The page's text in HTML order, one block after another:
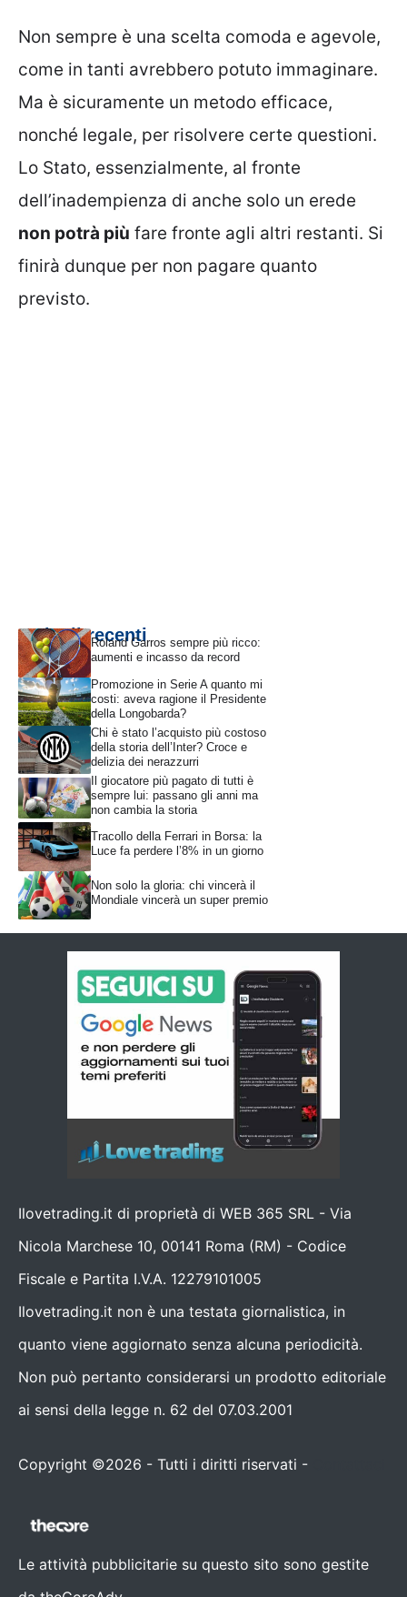
Non sempre è una scelta comoda e agevole,
come in tanti avrebbero potuto immaginare.
Ma è sicuramente un metodo efficace,
nonché legale, per risolvere certe questioni.
Lo Stato, essenzialmente, al fronte
dell’inadempienza di anche solo un erede
non potrà più fare fronte agli altri restanti. Si
finirà dunque per non pagare quanto
previsto.
Articoli recentiRoland Garros sempre più ricco:
aumenti e incasso da record
Promozione in Serie A quanto mi
costi: aveva ragione il Presidente
della Longobarda?
Chi è stato l’acquisto più costoso
della storia dell’Inter? Croce e
delizia dei nerazzurri
Il giocatore più pagato di tutti è
sempre lui: passano gli anni ma
non cambia la storia
Tracollo della Ferrari in Borsa: la
Luce fa perdere l’8% in un giorno
Non solo la gloria: chi vincerà il
Mondiale vincerà un super premio
Ilovetrading.it di proprietà di WEB 365 SRL - Via
Nicola Marchese 10, 00141 Roma (RM) - Codice
Fiscale e Partita I.V.A. 12279101005
Ilovetrading.it non è una testata giornalistica, in
quanto viene aggiornato senza alcuna periodicità.
Non può pertanto considerarsi un prodotto editoriale
ai sensi della legge n. 62 del 07.03.2001
Copyright ©2026 - Tutti i diritti riservati -
Le attività pubblicitarie su questo sito sono gestite